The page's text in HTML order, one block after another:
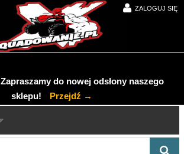
ZALOGUJ SIĘ
Zapraszamy do nowej odsłony naszego
sklepu!
Przejdź →